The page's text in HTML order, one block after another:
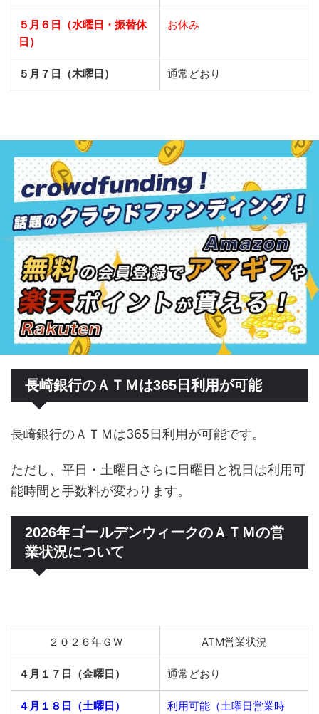
５月６日（水曜日・振替休
日）
お休み
５月７日（木曜日） 通常どおり
長崎銀行のＡＴＭは365日利用が可能
長崎銀行のＡＴＭは365日利用が可能です。
ただし、平日・土曜日さらに日曜日と祝日は利用可
能時間と手数料が変わります。
2026年ゴールデンウィークのＡＴＭの営
業状況について
２０２６年ＧＷ ATM営業状況
４月１７日（金曜日） 通常どおり
４月１８日（土曜日）
利用可能（土曜日営業時